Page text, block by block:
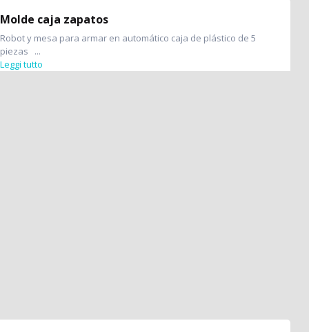
Molde caja zapatos
Robot y mesa para armar en automático caja de plástico de 5
piezas ...
Leggi tutto